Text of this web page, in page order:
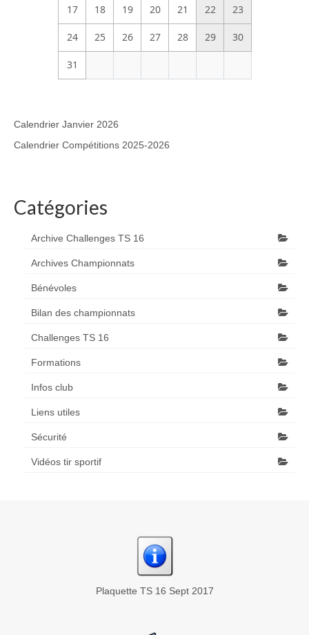
17 18 19 20 21 22 23
24 25 26 27 28 29 30
31
Calendrier Janvier 2026
Calendrier Compétitions 2025-2026
Catégories
Archive Challenges TS 16
Archives Championnats
Bénévoles
Bilan des championnats
Challenges TS 16
Formations
Infos club
Liens utiles
Sécurité
Vidéos tir sportif
Plaquette TS 16 Sept 2017